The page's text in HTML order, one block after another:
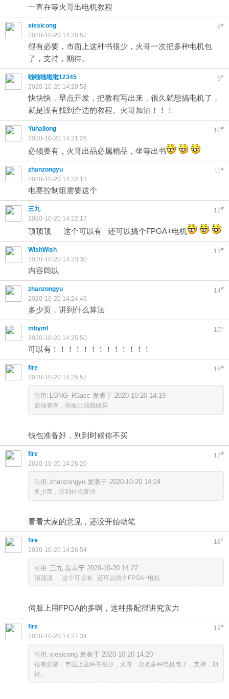
一直在等火哥出电机教程
8#
xiesicong
2020-10-20 14:20:57
很有必要，市面上这种书很少，火哥一次把多种电机包
了，支持，期待。
9#
啦啦啦啦啦12345
2020-10-20 14:20:58
快快快，早点开发，把教程写出来，很久就想搞电机了，
就是没有找到合适的教程。火哥加油！！！
10#
Yuhailong
2020-10-20 14:21:26
必须要有，火哥出品必属精品，坐等出书
11 #
zhanzongyu
2020-10-20 14:22:13
电赛控制组需要这个
12#
三九
2020-10-20 14:22:17
顶顶顶 这个可以有 还可以搞个FPGA+电机
13#
WishWish
2020-10-20 14:23:30
内容阔以
14#
zhanzongyu
2020-10-20 14:24:46
多少页，讲到什么算法
15#
mbyml
2020-10-20 14:25:50
可以有！！！！！！！！！！！！！
16#
fire
2020-10-20 14:25:57
引用: LONG_R3acc 发表于 2020-10-20 14:19
必须有啊，你敢出我就敢买
钱包准备好，别到时候你不买
17#
fire
2020-10-20 14:26:20
引用: zhanzongyu 发表于 2020-10-20 14:24
多少页，讲到什么算法
看看大家的意见，还没开始动笔
18#
fire
2020-10-20 14:26:54
引用: 三九 发表于 2020-10-20 14:22
顶顶顶 这个可以有 还可以搞个FPGA+电机
伺服上用FPGA的多啊，这种搭配很讲究实力
19#
fire
2020-10-20 14:27:34
引用: xiesicong 发表于 2020-10-20 14:20
很有必要，市面上这种书很少，火哥一次把多种电机包了，支持，期
待。